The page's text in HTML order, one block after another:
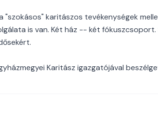
"szokásos" karitászos tevékenységek
is van. Két ház -- két fókuszcsoport.
Karitász igazgatójával